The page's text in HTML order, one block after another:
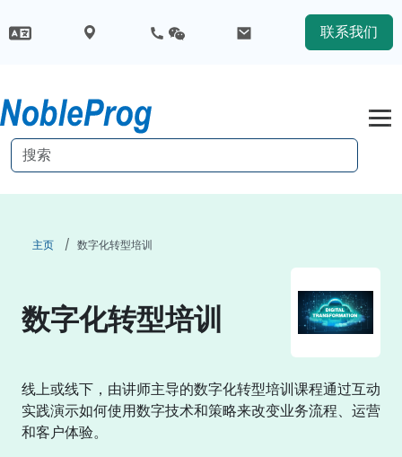
联系我们
主页 数字化转型培训
数字化转型培训
线上或线下，由讲师主导的数字化转型培训课程通过互动
实践演示如何使用数字技术和策略来改变业务流程、运营
和客户体验。